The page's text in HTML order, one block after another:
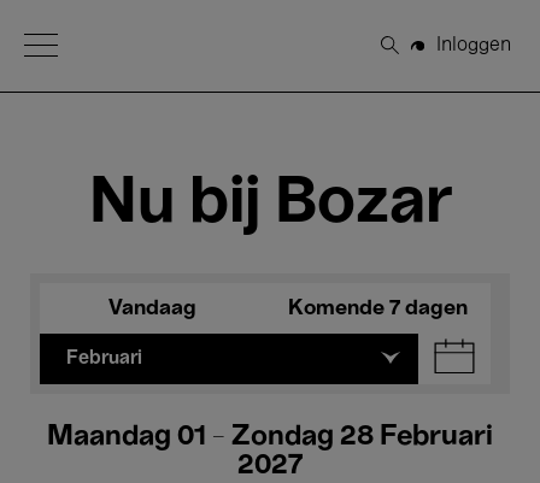
Open Menu
Zoeken
Inloggen
Nu bij Bozar
Vandaag Komende 7 dagen
Februari
Maandag 01 - Zondag 28 Februari
2027